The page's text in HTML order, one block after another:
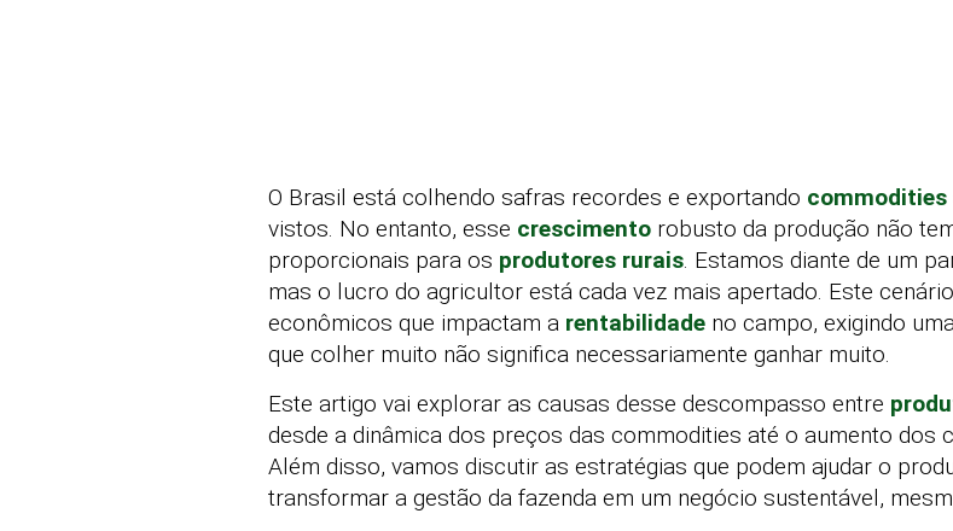
O Brasil está colhendo safras recordes e exportando commodities
vistos. No entanto, esse crescimento robusto da produção não
proporcionais para os produtores rurais. Estamos diante de um
mas o lucro do agricultor está cada vez mais apertado. Este
econômicos que impactam a rentabilidade no campo, exigindo
que colher muito não significa necessariamente ganhar muito.
Este artigo vai explorar as causas desse descompasso entre
desde a dinâmica dos preços das commodities até o aumento dos
Além disso, vamos discutir as estratégias que podem ajudar o
transformar a gestão da fazenda em um negócio sustentável,